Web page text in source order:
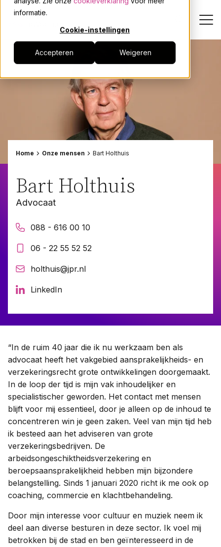
informatie.
Cookie-instellingen
Accepteren Weigeren
Dienstverlening
Events
Werken bij
Home Onze mensen Bart Holthuis
Bart Holthuis
Advocaat
088 - 616 00 10
06 - 22 55 52 52
holthuis@jpr.nl
LinkedIn
“In de ruim 40 jaar die ik nu werkzaam ben als
advocaat heeft het vakgebied aansprakelijkheids- en
verzekeringsrecht grote ontwikkelingen doorgemaakt.
In de loop der tijd is mijn vak inhoudelijker en
specialistischer geworden. Het contact met mensen
blijft voor mij essentieel, door je alleen op de inhoud te
concentreren win je geen zaken. Veel van mijn tijd heb
ik besteed aan het adviseren van grote
verzekeringsbedrijven. De
arbeidsongeschiktheidsverzekering en
beroepsaansprakelijkheid hebben mijn bijzondere
belangstelling. Sinds 1 januari 2020 richt ik me ook op
coaching, commercie en klachtbehandeling.
Door mijn interesse voor cultuur en muziek neem ik
deel aan diverse besturen in deze sector. Ik voel mij
betrokken bij de stad en ben geïnteresseerd in de